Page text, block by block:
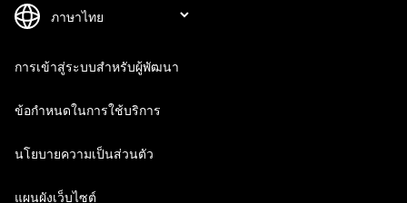
การเข้าสู่ระบบสำหรับผู้พัฒนา
ข้อกำหนดในการใช้บริการ
นโยบายความเป็นส่วนตัว
แผนผังเว็บไซต์